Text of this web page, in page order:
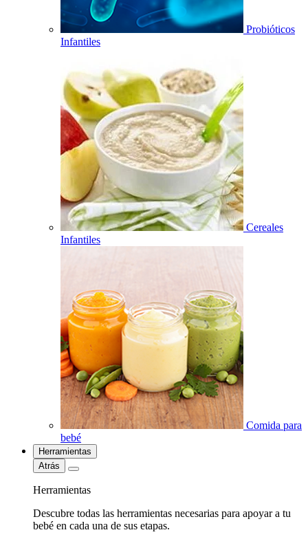
Probióticos
Infantiles
Cereales
Infantiles
Comida para
bebé
Herramientas
Atrás
Herramientas
Descubre todas las herramientas necesarias para apoyar a tu
bebé en cada una de sus etapas.